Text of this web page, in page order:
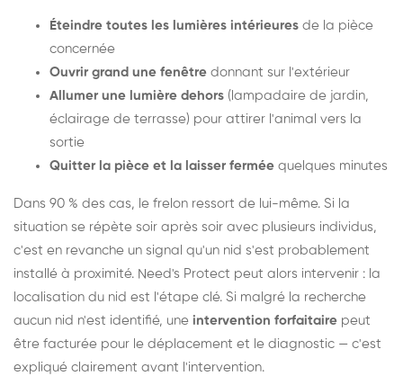
Éteindre toutes les lumières intérieures de la pièce
concernée
Ouvrir grand une fenêtre donnant sur l'extérieur
Allumer une lumière dehors (lampadaire de jardin,
éclairage de terrasse) pour attirer l'animal vers la
sortie
Quitter la pièce et la laisser fermée quelques minutes
Dans 90 % des cas, le frelon ressort de lui-même. Si la
situation se répète soir après soir avec plusieurs individus,
c'est en revanche un signal qu'un nid s'est probablement
installé à proximité. Need's Protect peut alors intervenir : la
localisation du nid est l'étape clé. Si malgré la recherche
aucun nid n'est identifié, une intervention forfaitaire peut
être facturée pour le déplacement et le diagnostic — c'est
expliqué clairement avant l'intervention.